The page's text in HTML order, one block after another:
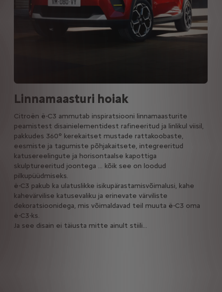
Linnamaasturi hoiak
Citroën ë-C3 ammutab inspiratsiooni linnamaasturite
peamistest disainielementidest rafineeritud ja linlikul viisil,
pakkudes 360° kerekaitset mustade rattakoobaste,
eesmiste ja tagumiste põhjakaitsete, integreeritud
katusereelingute ja horisontaalse kapottiga
skulptureeritud joontega ... kõik see on loodud
pilkupüüdmiseks.
ë-C3 pakub ka ulatuslikke isikupärastamisvõimalusi, kahe
kahevärvilise katusevaliku ja erinevate värviliste
dekoratsioonidega, mis võimaldavad teil muuta ë-C3 oma
ë-C3-ks.
Ja see disain ei täiusta mitte ainult stiili…